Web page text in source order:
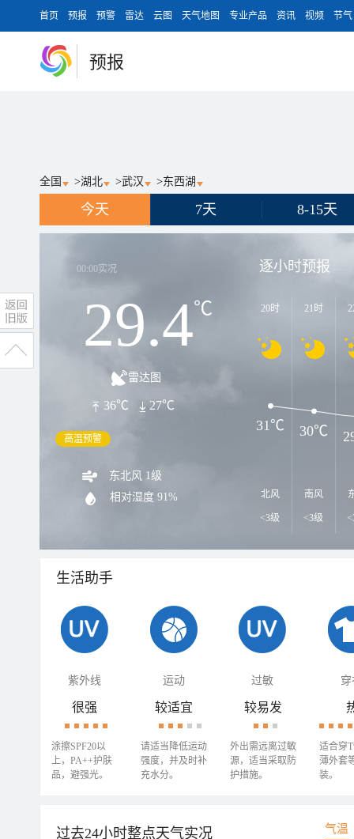
首页 预报 预警 雷达 云图 天气地图 专业产品 资讯 视频 节气
预报
全国 >湖北 >武汉 >东西湖
今天 7天 8-15天
00:00实况
29.4℃
雷达图
36℃ 27℃
高温预警
东北风 1级
相对湿度 91%
逐小时预报
20时
北风
<3级
21时
南风
<3级
31℃ 30℃
生活助手
紫外线 运动 过敏 穿
很强
涂擦SPF20以
上，PA++护肤
品，避强光。
较适宜
请适当降低运动
强度，并及时补
充水分。
较易发
外出需远离过敏
源，适当采取防
护措施。
适合穿
薄外套
装。
过去24小时整点天气实况 气温